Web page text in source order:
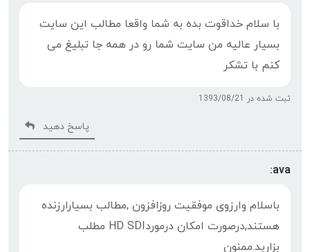
با سلام خداقوت بده به شما واقعا مطالب این سایت
بسیار عالیه من سایت شما رو در همه جا تبلیغ می
کنم با تشکر
ثبت شده در 1393/08/21
پاسخ دهید
ava:
باسلام وارزوى موفقيت روزافزون ,مطالب بسيارارزنده
هستند,درصورت امکان درموردHD SDI مطلب
بزاريد.ممنون